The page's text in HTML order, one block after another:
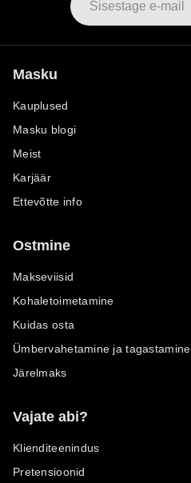
Masku
Kauplused
Masku blogi
Meist
Karjäär
Ettevõtte info
Ostmine
Makseviisid
Kohaletoimetamine
Kuidas osta
Ümbervahetamine ja tagastamine
Järelmaks
Vajate abi?
Klienditeenindus
Pretensioonid